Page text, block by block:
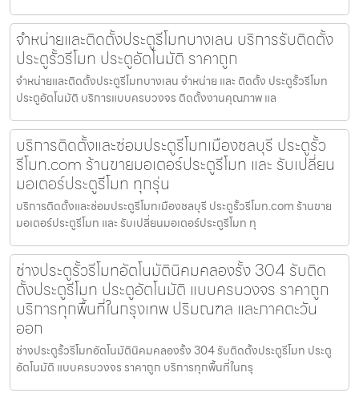
จำหน่ายและติดตั้งประตูรีโมทบางเลน บริการรับติดตั้ง
ประตูรั้วรีโมท ประตูอัตโนมัติ ราคาถูก
จำหน่ายและติดตั้งประตูรีโมทบางเลน จำหน่าย และ ติดตั้ง ประตูรั้วรีโมท
ประตูอัตโนมัติ บริการแบบครบวงจร ติดตั้งงานคุณภาพ แล
บริการติดตั้งและซ่อมประตูรีโมทเมืองชลบุรี ประตูรั้ว
รีโมท.com ร้านขายมอเตอร์ประตูรีโมท และ รับเปลี่ยน
มอเตอร์ประตูรีโมท ทุกรุ่น
บริการติดตั้งและซ่อมประตูรีโมทเมืองชลบุรี ประตูรั้วรีโมท.com ร้านขาย
มอเตอร์ประตูรีโมท และ รับเปลี่ยนมอเตอร์ประตูรีโมท ทุ
ช่างประตูรั้วรีโมทอัตโนมัตินิคมคลองรั้ง 304 รับติด
ตั้งประตูรีโมท ประตูอัตโนมัติ แบบครบวงจร ราคาถูก
บริการทุกพื้นที่ในกรุงเทพ ปริมณฑล และภาคตะวัน
ออก
ช่างประตูรั้วรีโมทอัตโนมัตินิคมคลองรั้ง 304 รับติดตั้งประตูรีโมท ประตู
อัตโนมัติ แบบครบวงจร ราคาถูก บริการทุกพื้นที่ในกรุ